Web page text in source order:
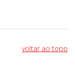
voltar ao topo